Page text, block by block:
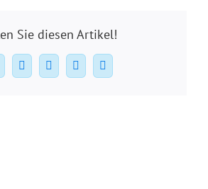
Sie diesen Artikel!
X WhatsAppPinterest
E-
Mail